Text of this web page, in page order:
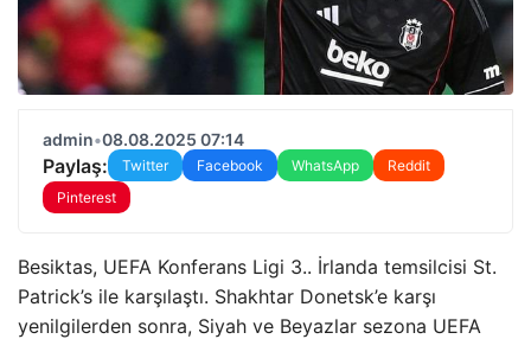
admin•08.08.2025 07:14
Paylaş: Twitter Facebook WhatsApp
Reddit
Pinterest
Besiktas, UEFA Konferans Ligi 3.. İrlanda temsilcisi St.
Patrick’s ile karşılaştı. Shakhtar Donetsk’e karşı
yenilgilerden sonra, Siyah ve Beyazlar sezona UEFA